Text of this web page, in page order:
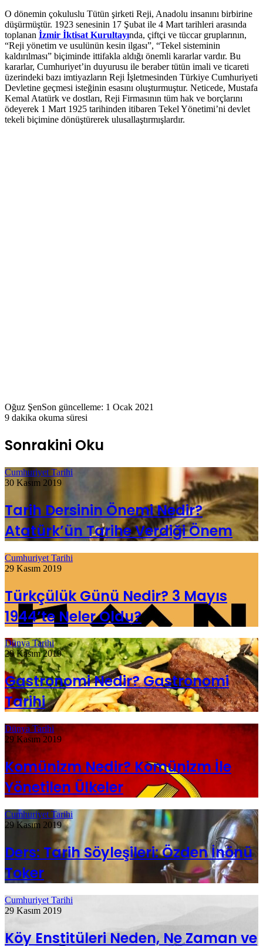
O dönemin çokuluslu Tütün şirketi Reji, Anadolu insanını birbirine
düşürmüştür. 1923 senesinin 17 Şubat ile 4 Mart tarihleri arasında
toplanan İzmir İktisat Kurultayında, çiftçi ve tüccar gruplarının,
“Reji yönetim ve usulünün kesin ilgası”, “Tekel sisteminin
kaldırılması” biçiminde ittifakla aldığı önemli kararlar vardır. Bu
kararlar, Cumhuriyet’in duyurusu ile beraber tütün imali ve ticareti
üzerindeki bazı imtiyazların Reji İşletmesinden Türkiye Cumhuriyeti
Devletine geçmesi isteğinin esasını oluşturmuştur. Neticede, Mustafa
Kemal Atatürk ve dostları, Reji Firmasının tüm hak ve borçlarını
ödeyerek 1 Mart 1925 tarihinden itibaren Tekel Yönetimi’ni devlet
tekeli biçimine dönüştürerek ulusallaştırmışlardır.
Oğuz ŞenSon güncelleme: 1 Ocak 2021
9 dakika okuma süresi
Sonrakini Oku
Cumhuriyet Tarihi
30 Kasım 2019
Tarih Dersinin Önemi Nedir?
Atatürk’ün Tarihe Verdiği Önem
Cumhuriyet Tarihi
29 Kasım 2019
Türkçülük Günü Nedir? 3 Mayıs
1944’te Neler Oldu?
Dünya Tarihi
29 Kasım 2019
Gastronomi Nedir? Gastronomi
Tarihi
Dünya Tarihi
29 Kasım 2019
Komünizm Nedir? Komünizm İle
Yönetilen Ülkeler
Cumhuriyet Tarihi
29 Kasım 2019
Ders: Tarih Söyleşileri: Özden İnönü
Toker
Cumhuriyet Tarihi
29 Kasım 2019
Köy Enstitüleri Neden, Ne Zaman ve